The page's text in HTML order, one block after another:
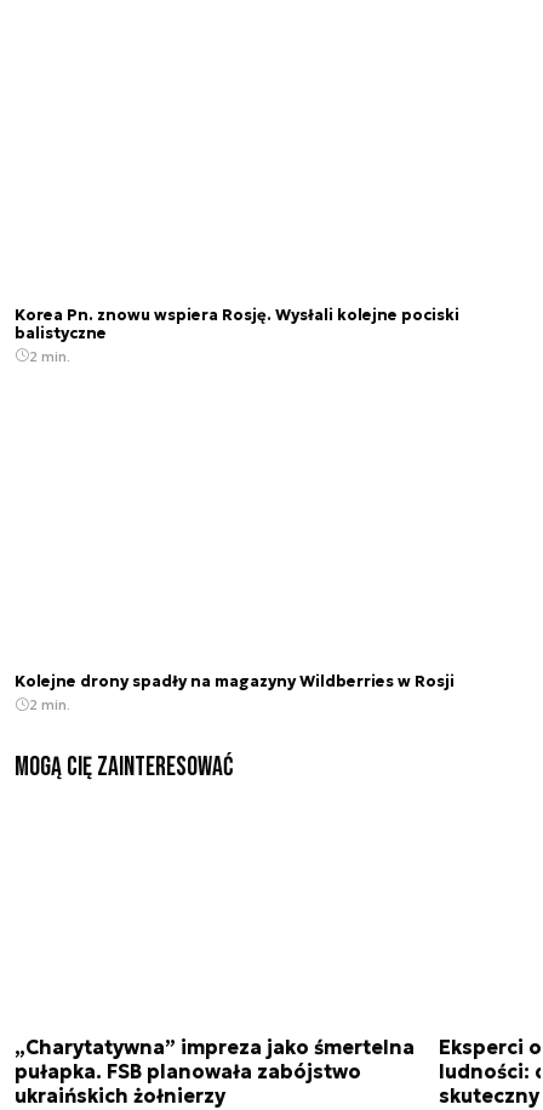
Korea Pn. znowu wspiera Rosję. Wysłali kolejne pociski
balistyczne
2 min.
Kolejne drony spadły na magazyny Wildberries w Rosji
2 min.
Mogą Cię zainteresować
„Charytatywna” impreza jako śmertelna
pułapka. FSB planowała zabójstwo
ukraińskich żołnierzy
Eksperci
ludności:
skuteczny